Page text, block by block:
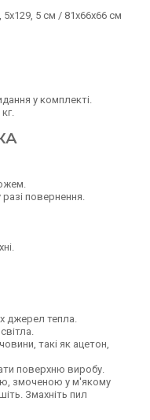
5 см / 81х66х66 см
у комплекті.
разі повернення.
джерел тепла.
такі як ацетон,
поверхню виробу.
змоченою у м'якому
Змахніть пил